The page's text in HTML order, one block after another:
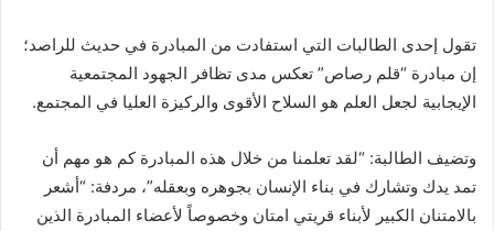
تقول إحدى الطالبات التي استفادت من المبادرة في حديث للراصد؛
إن مبادرة “قلم رصاص” تعكس مدى تظافر الجهود المجتمعية
الإيجابية لجعل العلم هو السلاح الأقوى والركيزة العليا في المجتمع.
وتضيف الطالبة: “لقد تعلمنا من خلال هذه المبادرة كم هو مهم أن
تمد يدك وتشارك في بناء الإنسان بجوهره وبعقله”، مردفة: “أشعر
بالامتنان الكبير لأبناء قريتي امتان وخصوصاً لأعضاء المبادرة الذين